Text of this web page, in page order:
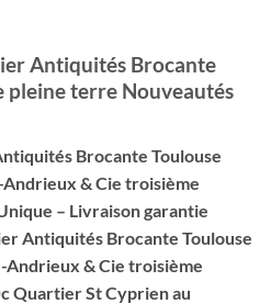
Antiquités Brocante
pleine terre Nouveautés
Brocante Toulouse
& Cie troisième
– Livraison garantie
Antiquités Brocante Toulouse
& Cie troisième
Quartier St Cyprien au